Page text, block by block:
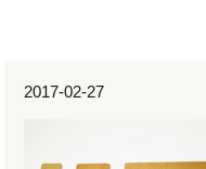
2017-02-27